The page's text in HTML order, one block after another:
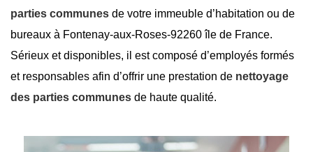
parties communes de votre immeuble d’habitation ou de
bureaux à Fontenay-aux-Roses-92260 île de France.
Sérieux et disponibles, il est composé d’employés formés
et responsables afin d’offrir une prestation de nettoyage
des parties communes de haute qualité.